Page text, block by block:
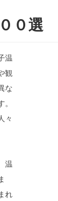
０選
温
観
な
々
温
れ